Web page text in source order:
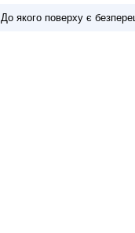
До якого поверху є